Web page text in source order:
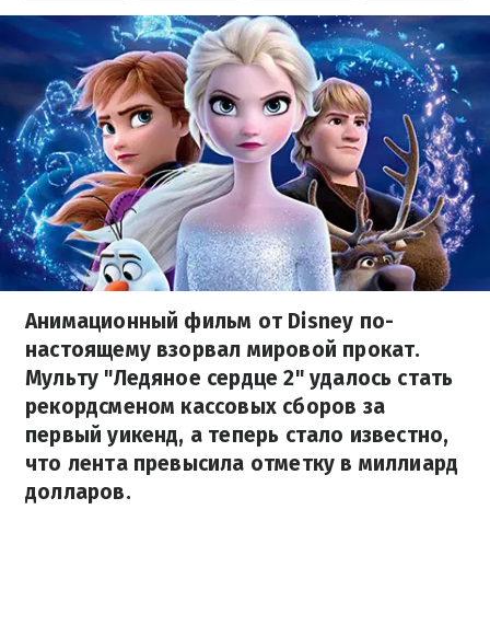
Анимационный фильм от Disney по-
настоящему взорвал мировой прокат.
Мульту "Ледяное сердце 2" удалось стать
рекордсменом кассовых сборов за
первый уикенд, а теперь стало известно,
что лента превысила отметку в миллиард
долларов.